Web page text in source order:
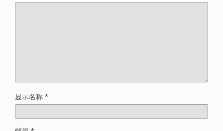
显示名称 *